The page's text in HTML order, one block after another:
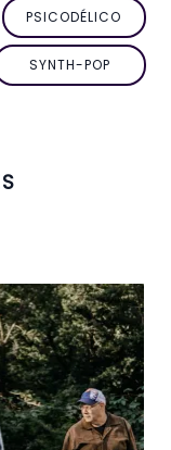
PSICODÉLICO
SYNTH-POP